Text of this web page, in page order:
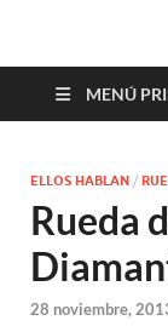
Cine
MENÚ
ELLOS HABLAN /
Rueda
28 noviembre,